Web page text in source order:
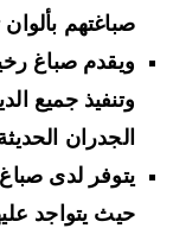
صباغتهم بألوان
ويقدم صباغ
وتنفيذ جميع
الجدران الحديثة
يتوفر لدى صباغ
حيث يتواجد